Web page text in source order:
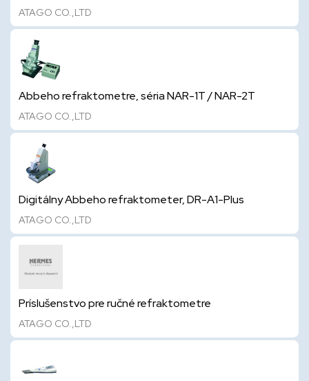
ATAGO CO.,LTD
Abbeho refraktometre, séria NAR-1T / NAR-2T
ATAGO CO.,LTD
Digitálny Abbeho refraktometer, DR-A1-Plus
ATAGO CO.,LTD
Príslušenstvo pre ručné refraktometre
ATAGO CO.,LTD